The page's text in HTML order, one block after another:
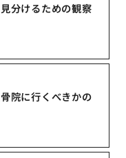
分けるための観察
院に行くべきかの